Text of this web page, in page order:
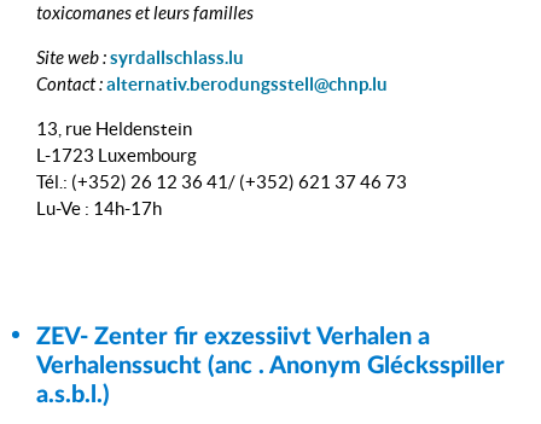
toxicomanes et leurs familles
Site web :syrdallschlass.lu
Contact :alternativ.berodungsstell@chnp.lu
13, rue Heldenstein
L-1723 Luxembourg
Tél.: (+352) 26 12 36 41/ (+352) 621 37 46 73
Lu-Ve : 14h-17h
ZEV- Zenter fir exzessiivt Verhalen a
Verhalenssucht (anc . Anonym Glécksspiller
a.s.b.l.)